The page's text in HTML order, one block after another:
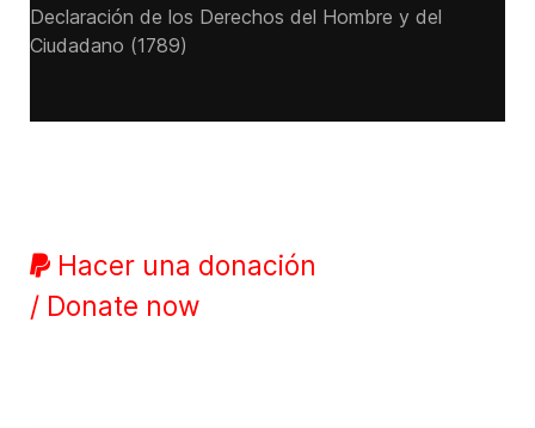
Declaración de los Derechos del Hombre y del
Ciudadano (1789)
Hacer una donación
/ Donate now